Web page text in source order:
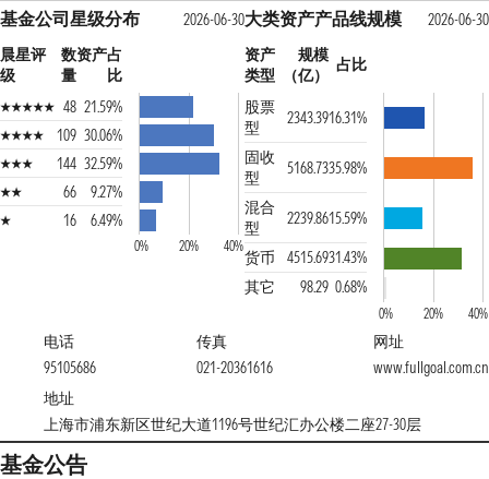
基金公司星级分布
2026-06-30
晨星评
级
数
量
资产占
比
48 21.59%
109 30.06%
144 32.59%
66
9.27%
16
6.49%
0% 20% 40%
大类资产产品线规模
2026-06-30
资产
类型
规模
（亿）
占比
股票
型
2343.3916.31%
固收
型
5168.7335.98%
混合
型
2239.8615.59%
货币
4515.6931.43%
其它
98.29 0.68%
0% 20% 40%
电话
95105686
传真
021-20361616
网址
www.fullgoal.com.cn
地址
上海市浦东新区世纪大道1196号世纪汇办公楼二座27-30层
基金公告